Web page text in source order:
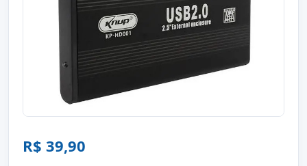
R$ 39,90